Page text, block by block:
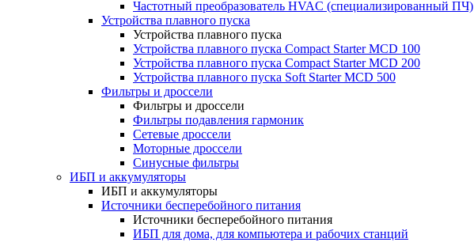
Частотный преобразователь HVAC (специализированный ПЧ)
Устройства плавного пуска
Устройства плавного пуска
Устройства плавного пуска Compact Starter MCD 100
Устройства плавного пуска Compact Starter MCD 200
Устройства плавного пуска Soft Starter MCD 500
Фильтры и дроссели
Фильтры и дроссели
Фильтры подавления гармоник
Сетевые дроссели
Моторные дроссели
Синусные фильтры
ИБП и аккумуляторы
ИБП и аккумуляторы
Источники бесперебойного питания
Источники бесперебойного питания
ИБП для дома, для компьютера и рабочих станций